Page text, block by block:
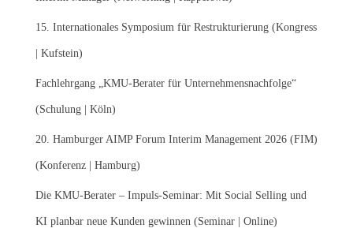
:15. Internationales Symposium für Restrukturierung (Kongress
| Kufstein)
Fachlehrgang „KMU-Berater für Unternehmensnachfolge“
(Schulung | Köln)
20. Hamburger AIMP Forum Interim Management 2026 (FIM)
(Konferenz | Hamburg)
Die KMU-Berater – Impuls-Seminar: Mit Social Selling und
KI planbar neue Kunden gewinnen (Seminar | Online)